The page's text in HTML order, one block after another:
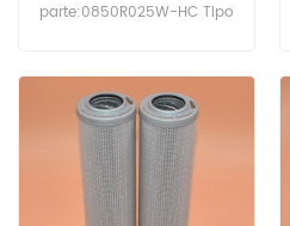
parte:0850R025W-HC Tipo
Quantità minima
d'ordine:60pz